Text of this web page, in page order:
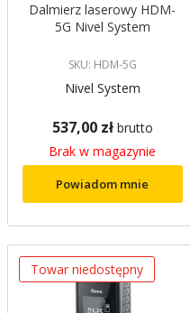
Dalmierz laserowy HDM-
5G Nivel System
SKU: HDM-5G
Nivel System
537,00 zł brutto
Brak w magazynie
Powiadom mnie
Towar niedostępny